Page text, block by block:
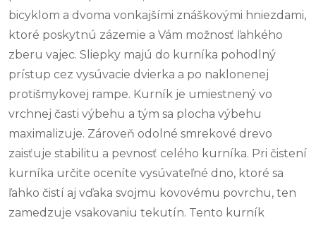
bicyklom a dvoma vonkajšími znáškovými hniezdami,
ktoré poskytnú zázemie a Vám možnosť ľahkého
zberu vajec. Sliepky majú do kurníka pohodlný
prístup cez vysúvacie dvierka a po naklonenej
protišmykovej rampe. Kurník je umiestnený vo
vrchnej časti výbehu a tým sa plocha výbehu
maximalizuje. Zároveň odolné smrekové drevo
zaisťuje stabilitu a pevnosť celého kurníka. Pri čistení
kurníka určite oceníte vysúvateľné dno, ktoré sa
ľahko čistí aj vďaka svojmu kovovému povrchu, ten
zamedzuje vsakovaniu tekutín. Tento kurník